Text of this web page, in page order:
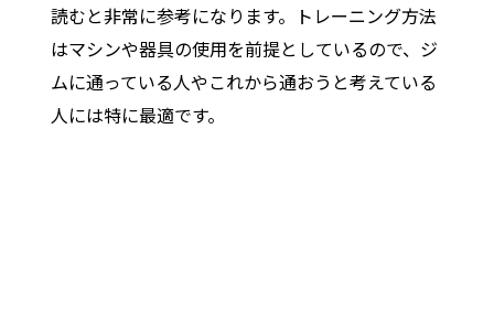
読むと非常に参考になります。トレーニング方法
はマシンや器具の使用を前提としているので、ジ
ムに通っている人やこれから通おうと考えている
人には特に最適です。